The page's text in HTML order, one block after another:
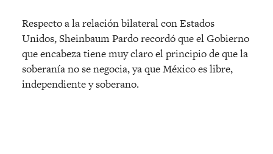
Respecto a la relación bilateral con Estados
Unidos, Sheinbaum Pardo recordó que el Gobierno
que encabeza tiene muy claro el principio de que la
soberanía no se negocia, ya que México es libre,
independiente y soberano.